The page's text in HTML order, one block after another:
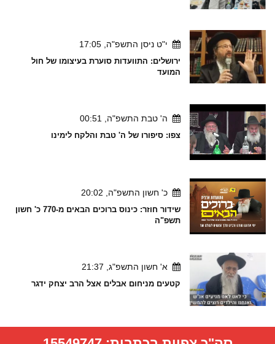
י"ט ניסן התשפ"ה, 17:05
ירושלים: התוועדות סוערת בעיצומו של חול
המועד
ה' טבת התשפ"ה, 00:51
צפו: סיפורו של ה' טבת והלקח לימינו
כ' חשון התשפ"ה, 20:02
שידור חוזר: כינוס ברוכים הבאים מ-770 כ' חשון
תשפ"ה
א' חשון התשפ"ג, 21:37
קטעים מניחום אבלים אצל הרב יצחק ידגר